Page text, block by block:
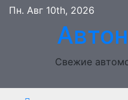
Перейти
содержимому
Пн. Авг 10th, 2026
Свежие